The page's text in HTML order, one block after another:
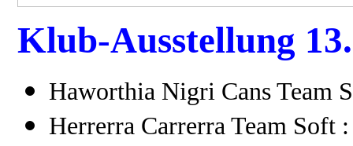
Klub-Ausstellung
Haworthia Nigri Cans Team
Herrerra Carrerra Team Soft